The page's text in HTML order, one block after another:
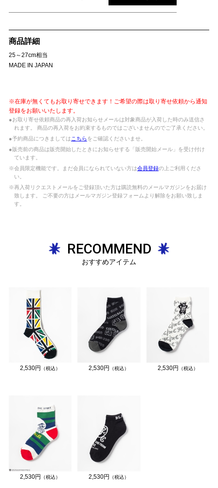
商品詳細
25～27cm相当
MADE IN JAPAN
※在庫が無くてもお取り寄せできます！ご希望の際は取り寄せ依頼から通知
登録をお願いいたします。
●お取り寄せ依頼商品の再入荷お知らせメールは対象商品が入荷した時のみ送信さ
れます。 商品の再入荷をお約束するものではございませんのでご了承ください。
●予約商品につきましては こちらをご確認くださいませ。
●販売前の商品は販売開始したときにお知らせする「販売開始メール」を受け付け
ています。
※会員限定機能です。まだ会員になられていない方は会員登録の上ご利用くださ
い。
※再入荷リクエストメールをご登録頂いた方は購読無料のメールマガジンをお届け
致します。 ご不要の方はメールマガジン登録フォームより解除をお願い致しま
す。
RECOMMEND
おすすめアイテム
2,530円 （税込） 2,530円 （税込） 2,530円 （税込）
2,530円 （税込） 2,530円 （税込）